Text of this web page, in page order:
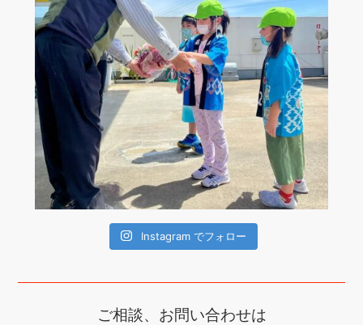
Instagram でフォロー
ご相談、お問い合わせは